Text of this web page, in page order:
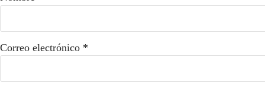
Correo electrónico *